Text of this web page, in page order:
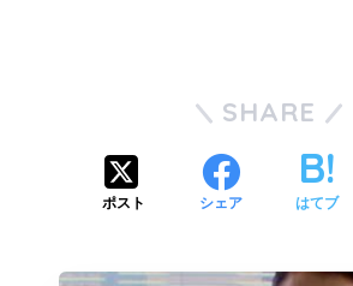
SHARE
ポスト シェア はてブ